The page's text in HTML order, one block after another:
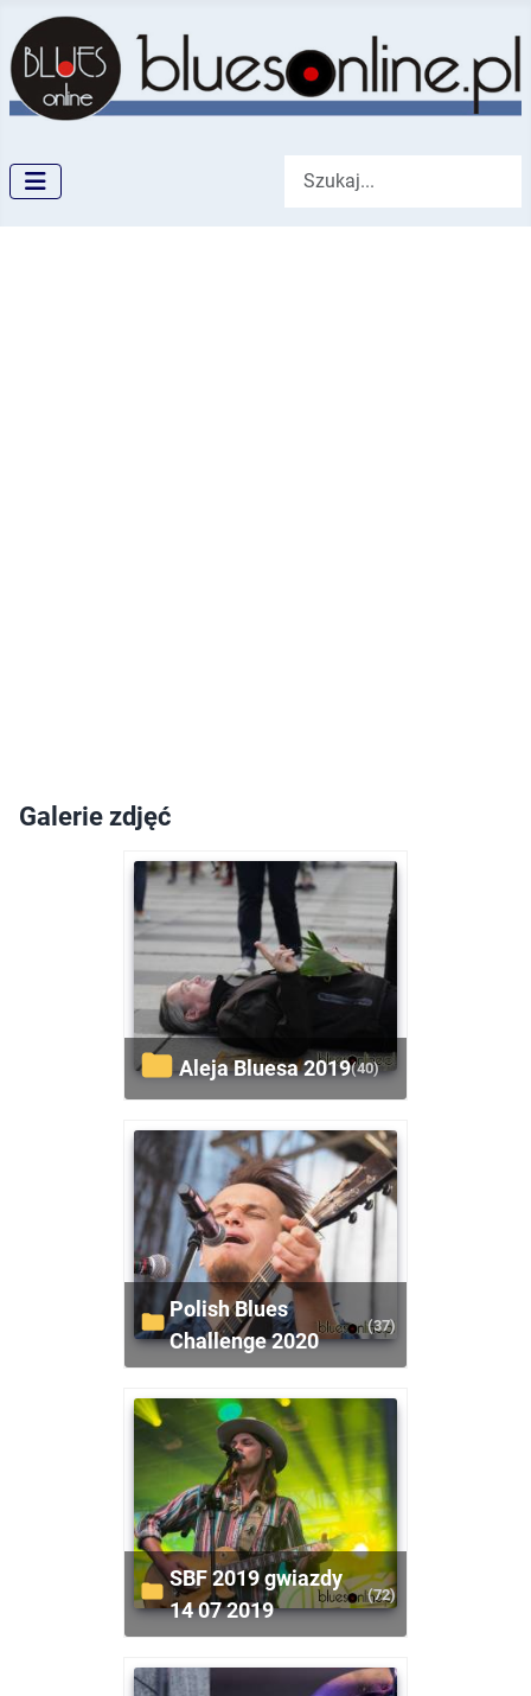
Szukaj
Galerie zdjęć
Aleja Bluesa 2019(40)
Polish Blues
Challenge 2020
(37)
SBF 2019 gwiazdy
14 07 2019
(72)